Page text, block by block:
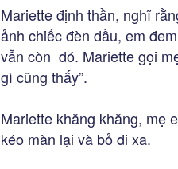
Mariette định thần, nghĩ
ảnh chiếc đèn dầu, em
vẫn còn đó. Mariette gọi
gì cũng thấy”.
Mariette khăng khăng, mẹ
kéo màn lại và bỏ đi xa.